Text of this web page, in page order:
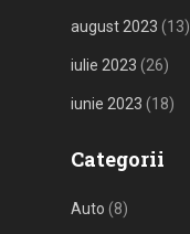
august 2023 (13)
iulie 2023 (26)
iunie 2023 (18)
Categorii
Auto (8)